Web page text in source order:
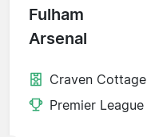
Fulham
Arsenal
Craven Cottage
Premier League